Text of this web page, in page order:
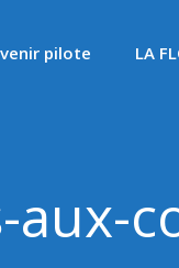
pilote LA
aux-